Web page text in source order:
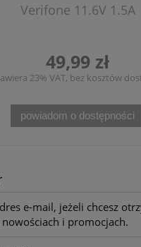
Verifone 11.6V 1.5A
49,99 zł
23% VAT, bez kosztów
powiadom o dostępności
e-mail, jeżeli chcesz
i promocjach.